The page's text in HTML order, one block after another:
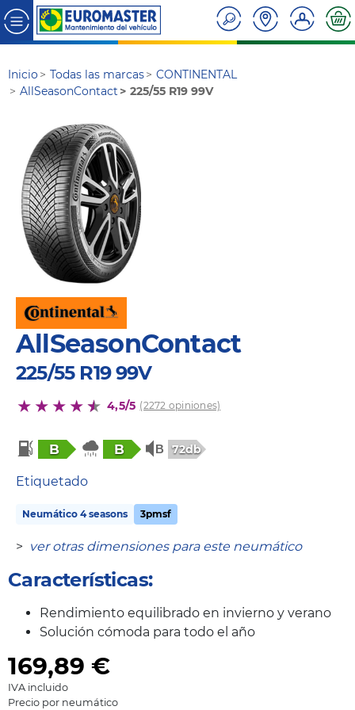
Inicio Todas las marcas
CONTINENTAL
AllSeasonContact
225/55 R19 99V
AllSeasonContact
225/55 R19 99V
4,5/5 (2272 opiniones)
B B 72db
Etiquetado
Neumático 4 seasons 3pmsf
> ver otras dimensiones para este neumático
Características:
Rendimiento equilibrado en invierno y verano
Solución cómoda para todo el año
169,89 €
IVA incluido
Precio por neumático